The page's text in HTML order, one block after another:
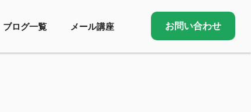
ブログ一覧 メール講座 お問い合わせ